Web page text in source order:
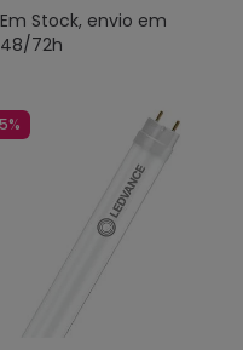
Em Stock, envio em
48/72h